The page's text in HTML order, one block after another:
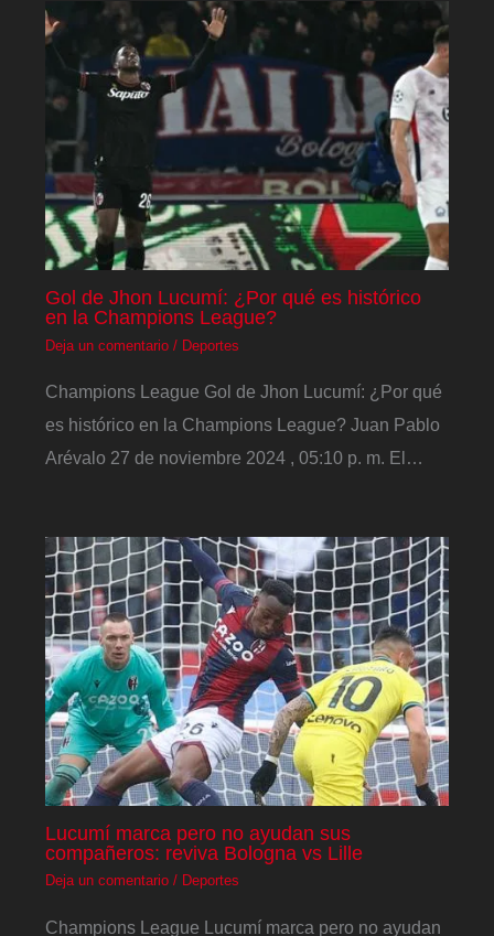
Gol de Jhon Lucumí: ¿Por qué es histórico
en la Champions League?
Deja un comentario / Deportes
Champions League Gol de Jhon Lucumí: ¿Por qué
es histórico en la Champions League? Juan Pablo
Arévalo 27 de noviembre 2024 , 05:10 p. m. El…
Lucumí marca pero no ayudan sus
compañeros: reviva Bologna vs Lille
Deja un comentario / Deportes
Champions League Lucumí marca pero no ayudan